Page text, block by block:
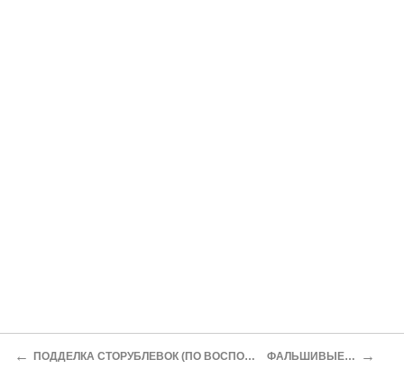
← ПОДДЕЛКА СТОРУБЛЕВОК (ПО ВОСПОМИНАНИЯМ А.Ф.КОШКО) ФАЛЬШИВЫЕ ДИПЛОМЫ →